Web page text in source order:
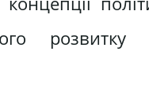
розвитку